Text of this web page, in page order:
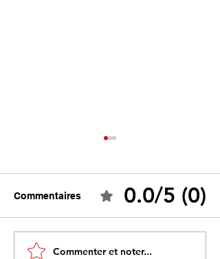
Tebboune face à ses
Commentaires 0.0/5 (0)
Commenter et noter...